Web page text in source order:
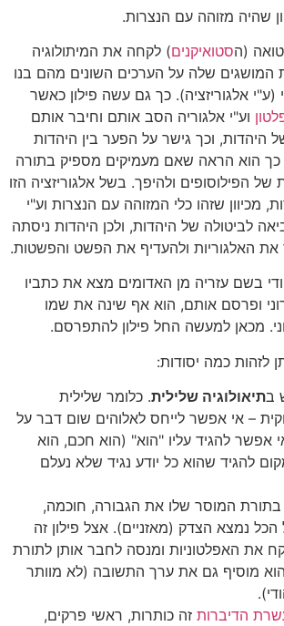
שהיה מזוהה עם הנצרות.
(הסטואיקנים) לקחה את המיתולוגיה
המושגים שלה על הערכים השונים מהם בנו
אלגוריזציה). כך גם עשה פילון כאשר
וע"י אלגוריה הסב אותם וחיבר אותם
היהדות, וכך גישר על הפער בין היהדות
כך הוא הראה שאם מעמיקים מספיק בתורה
של הפילוסופים ולהיפך. בשל אלגוריזציה הזו
מכיוון שזהו כלי המזוהה עם הנצרות וע"י
לביטולה של היהדות, ולכן היהדות ניסתה
האלגוריות ולהעדיף את הפשט והפשטות.
חכם יהודי בשם עזריה מן האדומים מצא את כתביו
ופרסם אותם, הוא אף שינה את שמו
מכאן למעשה החל פילון להתפרסם.
לזהות כמה יסודות:
בתיאולוגיה שלילית. כלומר שלילית
– אי אפשר לייחס לאלוהים שום דבר על
אפשר להגיד עליו "הוא" (הוא חכם, הוא
להגיד שהוא כל יודע נגיד שלא נעלם
בתורת המוסר שלו את הגבורה, חוכמה,
הכל נמצא הצדק (מאזניים). אצל פילון זה
את האפלטוניות ומנסה לחבר אותן לתורת
מוסיף גם את ערך התשובה (לא מוותר
הדיברות זה כותרות, ראשי פרקים,